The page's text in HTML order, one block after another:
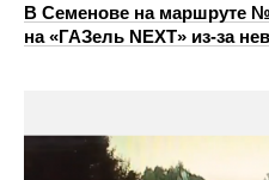
В Семенове на маршруте
на «ГАЗель NEXT» из‑за